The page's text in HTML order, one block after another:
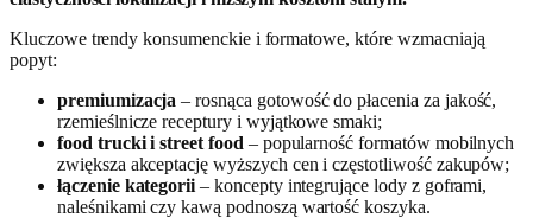
Kluczowe trendy konsumenckie i formatowe, które wzmacniają
popyt:
premiumizacja – rosnąca gotowość do płacenia za jakość,
rzemieślnicze receptury i wyjątkowe smaki;
food trucki i street food – popularność formatów mobilnych
zwiększa akceptację wyższych cen i częstotliwość zakupów;
łączenie kategorii – koncepty integrujące lody z goframi,
naleśnikami czy kawą podnoszą wartość koszyka.